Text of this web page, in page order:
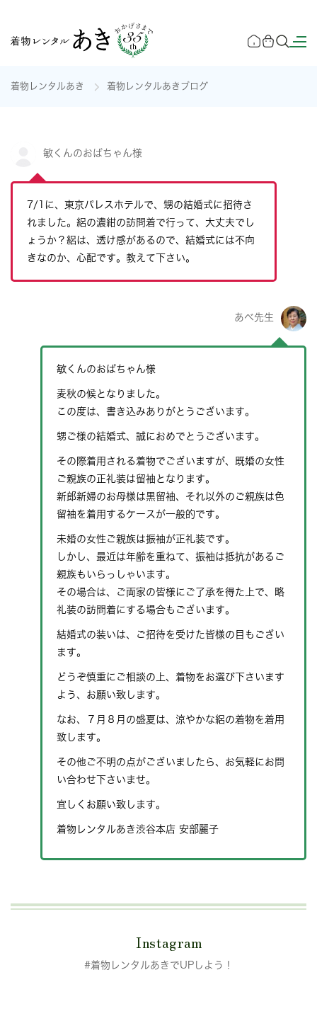
着物レンタルあき 着物レンタルあきブログ
敏くんのおばちゃん様
7/1に、東京パレスホテルで、甥の結婚式に招待さ
れました。絽の濃紺の訪問着で行って、大丈夫でし
ょうか？絽は、透け感があるので、結婚式には不向
きなのか、心配です。教えて下さい。
あべ先生
敏くんのおばちゃん様
麦秋の候となりました。
この度は、書き込みありがとうございます。
甥ご様の結婚式、誠におめでとうございます。
その際着用される着物でございますが、既婚の女性
ご親族の正礼装は留袖となります。
新郎新婦のお母様は黒留袖、それ以外のご親族は色
留袖を着用するケースが一般的です。
未婚の女性ご親族は振袖が正礼装です。
しかし、最近は年齢を重ねて、振袖は抵抗があるご
親族もいらっしゃいます。
その場合は、ご両家の皆様にご了承を得た上で、略
礼装の訪問着にする場合もございます。
結婚式の装いは、ご招待を受けた皆様の目もござい
ます。
どうぞ慎重にご相談の上、着物をお選び下さいます
よう、お願い致します。
なお、７月８月の盛夏は、涼やかな絽の着物を着用
致します。
その他ご不明の点がございましたら、お気軽にお問
い合わせ下さいませ。
宜しくお願い致します。
着物レンタルあき渋谷本店 安部麗子
Instagram
#着物レンタルあきでUPしよう！